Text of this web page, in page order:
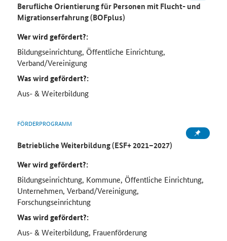
Berufliche Orientierung für Personen mit Flucht- und
Migrationserfahrung (BOFplus)
Wer wird gefördert?:
Bildungseinrichtung, Öffentliche Einrichtung,
Verband/Vereinigung
Was wird gefördert?:
Aus- & Weiterbildung
FÖRDERPROGRAMM
Betriebliche Weiterbildung (ESF+ 2021–2027)
Wer wird gefördert?:
Bildungseinrichtung, Kommune, Öffentliche Einrichtung,
Unternehmen, Verband/Vereinigung,
Forschungseinrichtung
Was wird gefördert?:
Aus- & Weiterbildung, Frauenförderung